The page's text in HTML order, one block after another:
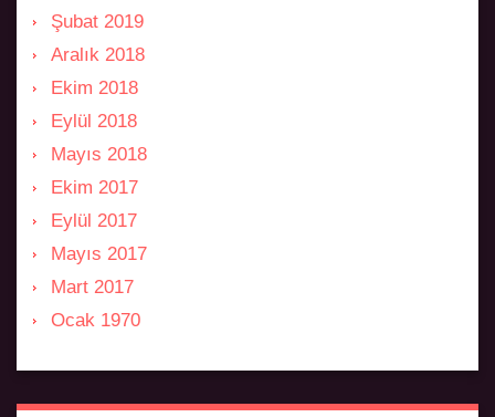
Şubat 2019
Aralık 2018
Ekim 2018
Eylül 2018
Mayıs 2018
Ekim 2017
Eylül 2017
Mayıs 2017
Mart 2017
Ocak 1970